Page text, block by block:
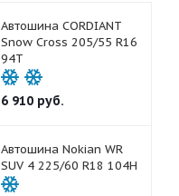
Автошина CORDIANT
Snow Cross 205/55 R16
94T
6 910руб.
Автошина Nokian WR
SUV 4 225/60 R18 104H